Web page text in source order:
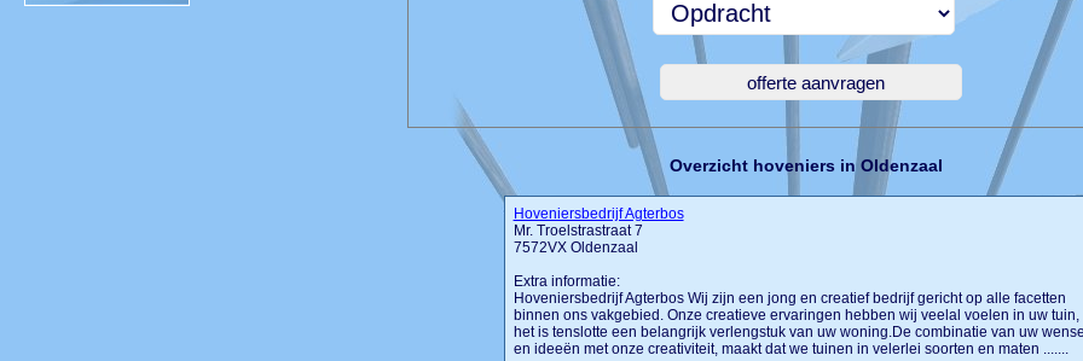
Overzicht hoveniers in Oldenzaal
Hoveniersbedrijf Agterbos
Mr. Troelstrastraat 7
7572VX Oldenzaal
Extra informatie:
Hoveniersbedrijf Agterbos Wij zijn een jong en creatief bedrijf gericht op alle facetten
binnen ons vakgebied. Onze creatieve ervaringen hebben wij veelal voelen in uw tuin,
het is tenslotte een belangrijk verlengstuk van uw woning.De combinatie van uw
en ideeën met onze creativiteit, maakt dat we tuinen in velerlei soorten en maten .......